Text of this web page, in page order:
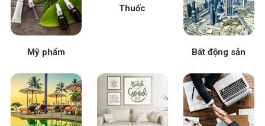
Mỹ phẩm
Thuốc
Bất động sản